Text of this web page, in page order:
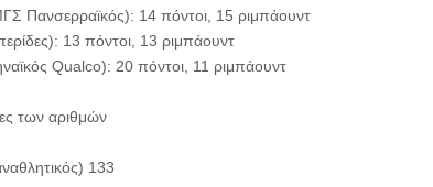
Πανσερραϊκός): 14 πόντοι, 15 ριμπάουντ
13 πόντοι, 13 ριμπάουντ
Qualco): 20 πόντοι, 11 ριμπάουντ
των αριθμών
133